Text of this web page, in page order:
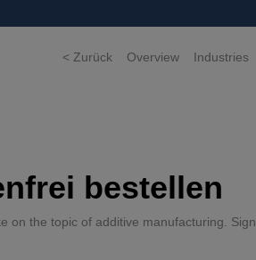
< Zurück Overview Industries
bestellen
on the topic of additive manufacturing. Sign